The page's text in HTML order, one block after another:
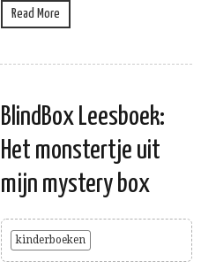
Read More
BlindBox Leesboek:
Het monstertje uit
mijn mystery box
kinderboeken